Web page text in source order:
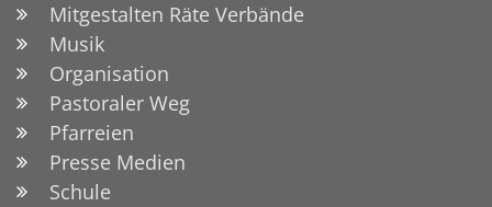
Mitgestalten Räte Verbände
Musik
Organisation
Pastoraler Weg
Pfarreien
Presse Medien
Schule